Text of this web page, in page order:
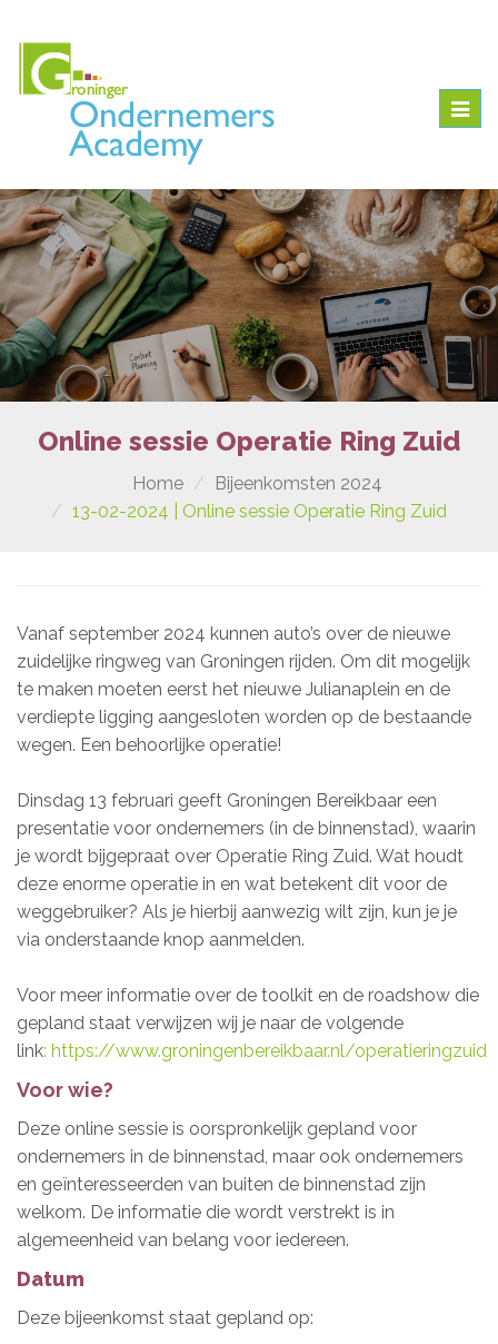
Online sessie Operatie Ring Zuid
Home
Bijeenkomsten 2024
13-02-2024 | Online sessie Operatie Ring Zuid
Vanaf september 2024 kunnen auto’s over de nieuwe
zuidelijke ringweg van Groningen rijden. Om dit mogelijk
te maken moeten eerst het nieuwe Julianaplein en de
verdiepte ligging aangesloten worden op de bestaande
wegen. Een behoorlijke operatie!
Dinsdag 13 februari geeft Groningen Bereikbaar een
presentatie voor ondernemers (in de binnenstad), waarin
je wordt bijgepraat over Operatie Ring Zuid. Wat houdt
deze enorme operatie in en wat betekent dit voor de
weggebruiker? Als je hierbij aanwezig wilt zijn, kun je je
via onderstaande knop aanmelden.
Voor meer informatie over de toolkit en de roadshow die
gepland staat verwijzen wij je naar de volgende
link: https://www.groningenbereikbaar.nl/operatieringzuid
Voor wie?
Deze online sessie is oorspronkelijk gepland voor
ondernemers in de binnenstad, maar ook ondernemers
en geïnteresseerden van buiten de binnenstad zijn
welkom. De informatie die wordt verstrekt is in
algemeenheid van belang voor iedereen.
Datum
Deze bijeenkomst staat gepland op: